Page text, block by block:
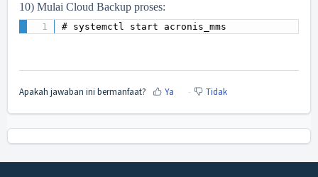
10) Mulai Cloud Backup proses:
# systemctl start acronis_mms
Apakah jawaban ini bermanfaat? Ya Tidak